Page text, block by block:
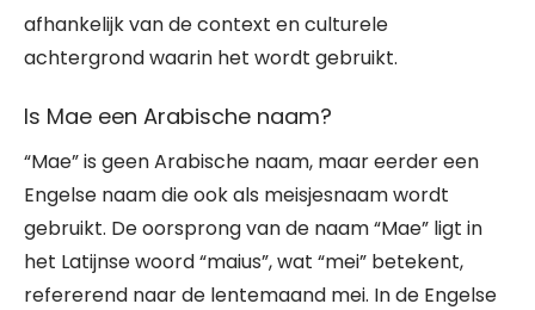
afhankelijk van de context en culturele
achtergrond waarin het wordt gebruikt.
Is Mae een Arabische naam?
“Mae” is geen Arabische naam, maar eerder een
Engelse naam die ook als meisjesnaam wordt
gebruikt. De oorsprong van de naam “Mae” ligt in
het Latijnse woord “maius”, wat “mei” betekent,
refererend naar de lentemaand mei. In de Engelse